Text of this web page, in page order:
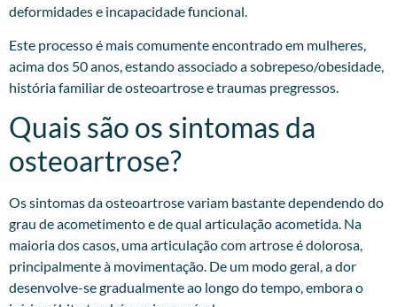
deformidades e incapacidade funcional.
Este processo é mais comumente encontrado em mulheres,
acima dos 50 anos, estando associado a sobrepeso/obesidade,
história familiar de osteoartrose e traumas pregressos.​
Quais são os sintomas da
osteoartrose?
Os sintomas da osteoartrose variam bastante dependendo do
grau de acometimento e de qual articulação acometida. Na
maioria dos casos, uma articulação com artrose é dolorosa,
principalmente à movimentação. De um modo geral, a dor
desenvolve-se gradualmente ao longo do tempo, embora o